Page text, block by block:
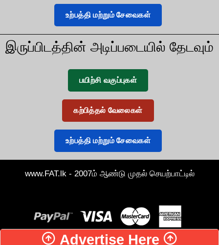
உற்பத்தி மற்றும் சேவைகள்
இருப்பிடத்தின் அடிப்படையில் தேடவும்
பயிற்சி வகுப்புகள்
கற்பித்தல் வேலைகள்
உற்பத்தி மற்றும் சேவைகள்
www.FAT.lk - 2007ம் ஆண்டு முதல் செயற்பாட்டில்
Advertise Here